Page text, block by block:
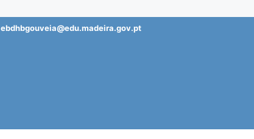
ebdhbgouveia@edu.madeira.gov.pt